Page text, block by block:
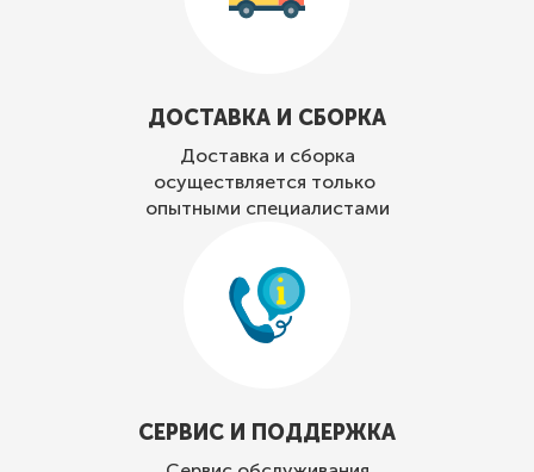
ДОСТАВКА И СБОРКА
Доставка и сборка
осуществляется только
опытными специалистами
СЕРВИС И ПОДДЕРЖКА